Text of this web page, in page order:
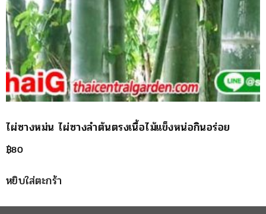
ไผ่ซางหม่น ไผ่ซางลำต้นตรงเนื้อไม้แข็งหน่อกินอร่อย
฿80
หยิบใส่ตะกร้า